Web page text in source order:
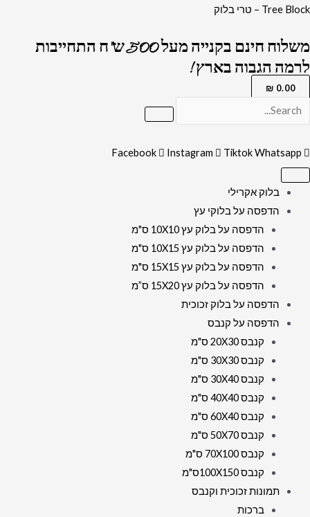
דילוג
Tree Block – טרי בלוק
משלוח חינם בקנייה מעל 500 ש"ח התחייבות
לרמה הגבוה בארץ !
0.00
₪
Facebook Instagram TiktokWhatsapp
בלוק אקרילי
הדפסה על בלוקי עץ
הדפסה על בלוק עץ 10X10 ס"מ
הדפסה על בלוק עץ 10X15 ס"מ
הדפסה על בלוק עץ 15X15 ס"מ
הדפסה על בלוק עץ 15X20 ס”מ
הדפסה על בלוק זכוכית
הדפסה על קנבס
קנבס 20X30 ס"מ
קנבס 30X30 ס"מ
קנבס 30X40 ס"מ
קנבס 40X40 ס"מ
קנבס 60X40 ס"מ
קנבס 50X70 ס"מ
קנבס 70X100 ס"מ
קנבס 100X150ס"מ
תמונות זכוכית וקנבס
ברכות
כמות
2398
–
ברכת
על
דמוי
שיש
ופרחים
להדפסה
קנבס
או
זכוכית